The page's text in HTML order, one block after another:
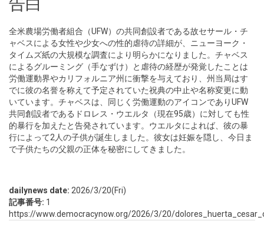
全米農場労働者組合（UFW）の共同創設者である故セサール・チ
ャベスによる女性や少女への性的虐待の詳細が、ニューヨーク・
タイムズ紙の大規模な調査により明らかになりました。チャベス
によるグルーミング（手なずけ）と虐待の経歴が発覚したことは
労働運動界やカリフォルニア州に衝撃を与えており、州当局はす
でに彼の名誉を称えて予定されていた祝典の中止や名称変更に動
いています。チャベスは、同じく労働運動のアイコンでありUFW
共同創設者であるドロレス・ウエルタ（現在95歳）に対しても性
的暴行を加えたと告発されています。ウエルタによれば、彼の暴
行によって2人の子供が誕生しました。彼女は妊娠を隠し、今日ま
で子供たちの父親の正体を秘密にしてきました。
dailynews date: 2026/3/20(Fri)
記事番号: 1
https://www.democracynow.org/2026/3/20/